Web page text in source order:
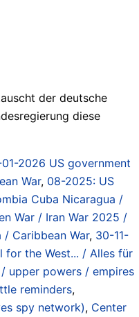
der deutsche
diese
2026 US government
War, 08-2025: US
Cuba Nicaragua /
War / Iran War 2025 /
Caribbean War, 30-11-
for the West... / Alles für
upper powers / empires
reminders,
spy network), Center